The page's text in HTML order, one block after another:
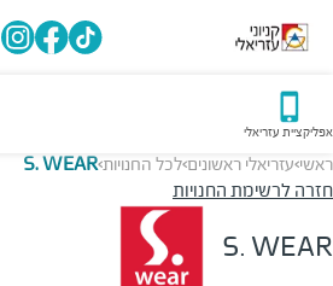
אפליקציית עזריאלי
ראשי>עזריאלי ראשונים>לכל החנויות>
S. WEAR
חזרה לרשימת החנויות
S. WEAR